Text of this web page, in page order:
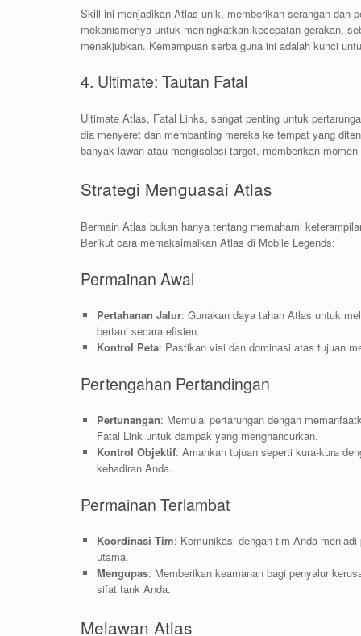
Skill ini menjadikan Atlas unik, memberikan serangan dan
mekanismenya untuk meningkatkan kecepatan gerakan,
menakjubkan. Kemampuan serba guna ini adalah kunci
4. Ultimate: Tautan Fatal
Ultimate Atlas, Fatal Links, sangat penting untuk
dia menyeret dan membanting mereka ke tempat yang
banyak lawan atau mengisolasi target, memberikan
Strategi Menguasai Atlas
Bermain Atlas bukan hanya tentang memahami
Berikut cara memaksimalkan Atlas di Mobile Legends:
Permainan Awal
Pertahanan Jalur: Gunakan daya tahan Atlas untuk
bertani secara efisien.
Kontrol Peta: Pastikan visi dan dominasi atas tujuan
Pertengahan Pertandingan
Pertunangan: Memulai pertarungan dengan
Fatal Link untuk dampak yang menghancurkan.
Kontrol Objektif: Amankan tujuan seperti kura-kura
kehadiran Anda.
Permainan Terlambat
Koordinasi Tim: Komunikasi dengan tim Anda
utama.
Mengupas: Memberikan keamanan bagi penyalur
sifat tank Anda.
Melawan Atlas